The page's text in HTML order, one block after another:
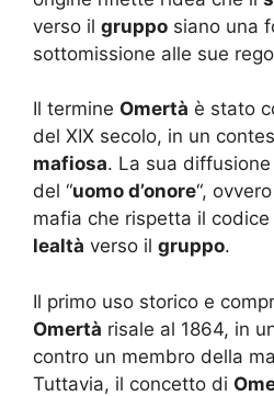
verso il gruppo siano una
sottomissione alle sue
Il termine Omertà è stato
del XIX secolo, in un
mafiosa. La sua
del “uomo d’onore“,
mafia che rispetta il codice
lealtà verso il gruppo.
Il primo uso storico e
Omertà risale al 1864, in
contro un membro della
Tuttavia, il concetto di